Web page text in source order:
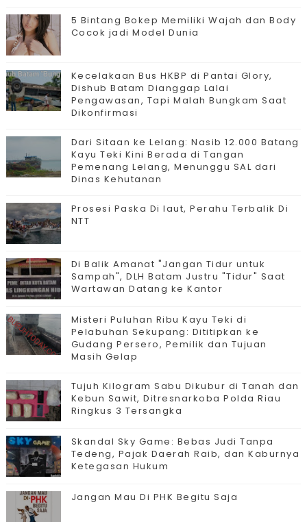
5 Bintang Bokep Memiliki Wajah dan Body
Cocok jadi Model Dunia
Kecelakaan Bus HKBP di Pantai Glory,
Dishub Batam Dianggap Lalai
Pengawasan, Tapi Malah Bungkam Saat
Dikonfirmasi
Dari Sitaan ke Lelang: Nasib 12.000 Batang
Kayu Teki Kini Berada di Tangan
Pemenang Lelang, Menunggu SAL dari
Dinas Kehutanan
Prosesi Paska Di laut, Perahu Terbalik Di
NTT
Di Balik Amanat "Jangan Tidur untuk
Sampah", DLH Batam Justru "Tidur" Saat
Wartawan Datang ke Kantor
Misteri Puluhan Ribu Kayu Teki di
Pelabuhan Sekupang: Dititipkan ke
Gudang Persero, Pemilik dan Tujuan
Masih Gelap
Tujuh Kilogram Sabu Dikubur di Tanah dan
Kebun Sawit, Ditresnarkoba Polda Riau
Ringkus 3 Tersangka
Skandal Sky Game: Bebas Judi Tanpa
Tedeng, Pajak Daerah Raib, dan Kaburnya
Ketegasan Hukum
Jangan Mau Di PHK Begitu Saja